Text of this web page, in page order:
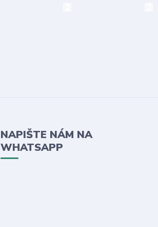
NAPIŠTE NÁM NA
WHATSAPP